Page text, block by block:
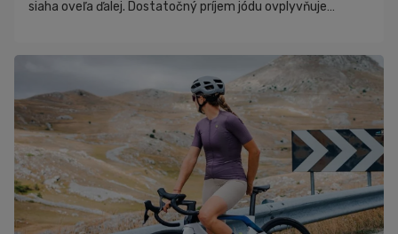
siaha oveľa ďalej. Dostatočný príjem jódu ovplyvňuje
nemá dostatok tohto stopového prvku, môže sa to prejaviť
únavou, poklesom výdrže či horšou schopnosťou
regenerovať po tréningu. Hoci sa o bielkovinách, kre...